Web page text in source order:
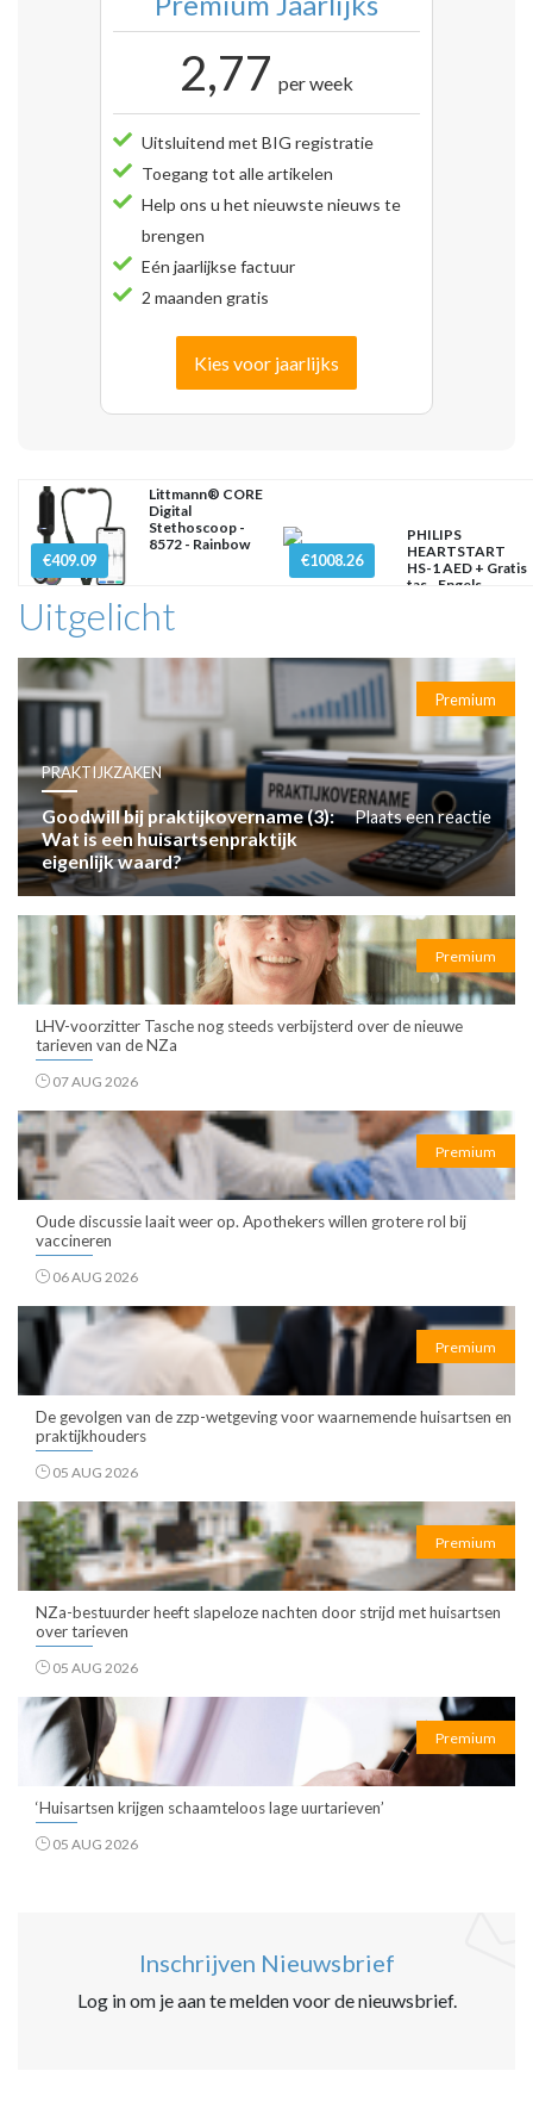
2,77 per week
Uitsluitend met BIG registratie
Toegang tot alle artikelen
Help ons u het nieuwste nieuws te
brengen
Eén jaarlijkse factuur
2 maanden gratis
Kies voor jaarlijks
€409.09
Littmann® CORE
Digital
Stethoscoop -
8572 - Rainbow
€1008.26
PHILIPS
HEARTSTART
HS-1 AED + Gratis
tas - Engels
Uitgelicht
Premium
PRAKTIJKZAKEN
Goodwill bij praktijkovername (3):
Wat is een huisartsenpraktijk
eigenlijk waard?
Plaats een reactie
Premium
LHV-voorzitter Tasche nog steeds verbijsterd over de nieuwe
tarieven van de NZa
07 AUG 2026
Premium
Oude discussie laait weer op. Apothekers willen grotere rol bij
vaccineren
06 AUG 2026
Premium
De gevolgen van de zzp-wetgeving voor waarnemende huisartsen en
praktijkhouders
05 AUG 2026
Premium
NZa-bestuurder heeft slapeloze nachten door strijd met huisartsen
over tarieven
05 AUG 2026
Premium
‘Huisartsen krijgen schaamteloos lage uurtarieven’
05 AUG 2026
Inschrijven Nieuwsbrief
Log in om je aan te melden voor de nieuwsbrief.